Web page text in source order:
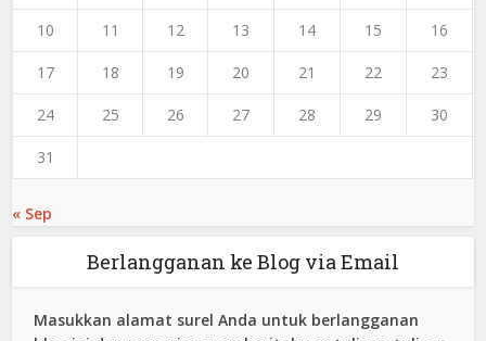
10 11 12 13 14 15 16
17 18 19 20 21 22 23
24 25 26 27 28 29 30
31
« Sep
Berlangganan ke Blog via Email
Masukkan alamat surel Anda untuk berlangganan